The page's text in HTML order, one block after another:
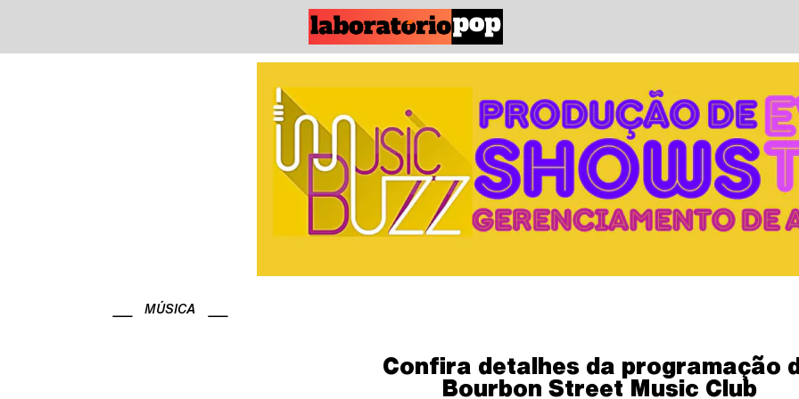
MÚSICA
Confira detalhes da programação
Bourbon Street Music Club